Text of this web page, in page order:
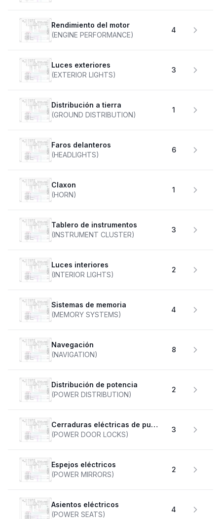
Rendimiento del motor
(ENGINE PERFORMANCE)
4
Luces exteriores
(EXTERIOR LIGHTS)
3
Distribución a tierra
(GROUND DISTRIBUTION)
1
faros delanteros
(HEADLIGHTS)
6
claxon
(HORN)
1
Tablero de instrumentos
(INSTRUMENT CLUSTER)
3
Luces interiores
(INTERIOR LIGHTS)
2
Sistemas de memoria
(MEMORY SYSTEMS)
4
Navegación
(NAVIGATION)
8
Distribución de potencia
(POWER DISTRIBUTION)
2
Cerraduras eléctricas de puertas
(POWER DOOR LOCKS)
3
Espejos eléctricos
(POWER MIRRORS)
2
Asientos eléctricos
(POWER SEATS)
4